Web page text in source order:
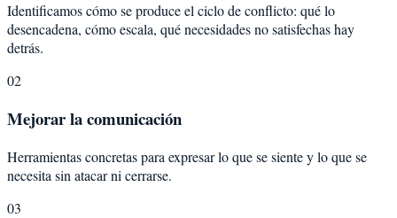
Identificamos cómo se produce el ciclo de conflicto: qué lo
desencadena, cómo escala, qué necesidades no satisfechas hay
detrás.
02
Mejorar la comunicación
Herramientas concretas para expresar lo que se siente y lo que se
necesita sin atacar ni cerrarse.
03